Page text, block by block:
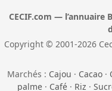
CECIF.com —
Copyright © 2001-2026
Marchés : Cajou · Cacao ·
palme· Café· Riz ·